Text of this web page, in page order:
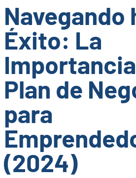
Navegando
Éxito: La
Plan de
para
(2024)